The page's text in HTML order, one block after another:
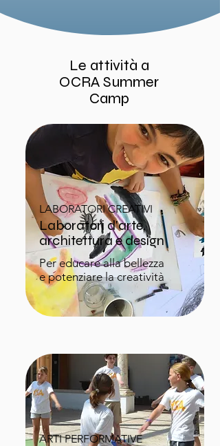
Le attività a
OCRA Summer
Camp
LABORATORI CREATIVI
Laboratori d'arte,
architettura e design
Per educare alla bellezza
e potenziare la creatività
ARTI PERFORMATIVE